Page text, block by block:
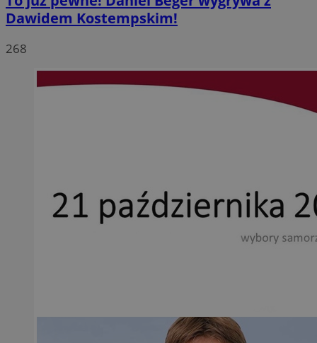
Dawidem Kostempskim!
268